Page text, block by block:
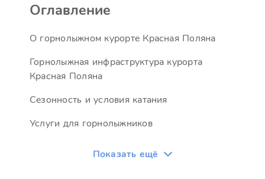
Оглавление
О горнолыжном курорте Красная Поляна
Горнолыжная инфраструктура курорта
Красная Поляна
Сезонность и условия катания
Услуги для горнолыжников
Показать ещё